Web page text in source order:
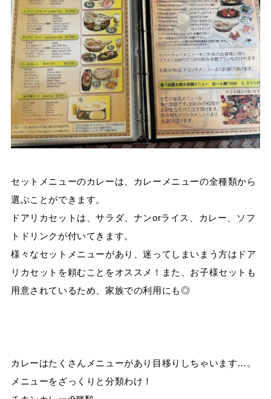
セットメニューのカレーは、カレーメニューの全種類から
選ぶことができます。
ドアリカセットは、サラダ、ナンorライス、カレー、ソフ
トドリンクが付いてきます。
様々なセットメニューがあり、迷ってしまいまう方はドア
リカセットを頼むことをオススメ！また、お子様セットも
用意されているため、家族での利用にも◎
カレーはたくさんメニューがあり目移りしちゃいます… 。
メニューをざっくりと分類わけ！